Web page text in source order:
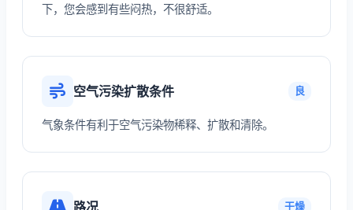
下，您会感到有些闷热，不很舒适。
空气污染扩散条件 良
气象条件有利于空气污染物稀释、扩散和清除。
路况 干燥